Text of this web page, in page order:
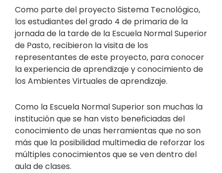
Como parte del proyecto Sistema Tecnológico,
los estudiantes del grado 4 de primaria de la
jornada de la tarde de la Escuela Normal Superior
de Pasto, recibieron la visita de los
representantes de este proyecto, para conocer
la experiencia de aprendizaje y conocimiento de
los Ambientes Virtuales de aprendizaje.
Como la Escuela Normal Superior son muchas la
institución que se han visto beneficiadas del
conocimiento de unas herramientas que no son
más que la posibilidad multimedia de reforzar los
múltiples conocimientos que se ven dentro del
aula de clases.